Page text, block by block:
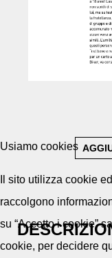
Usiamo cookies
Il sito utilizza cookie
raccolgono
su “Accetto i cookie”
cookie, per decidere